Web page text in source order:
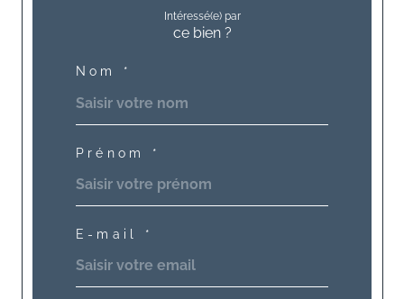
Intéressé(e) par
ce bien ?
Nom *
Prénom *
E-mail *